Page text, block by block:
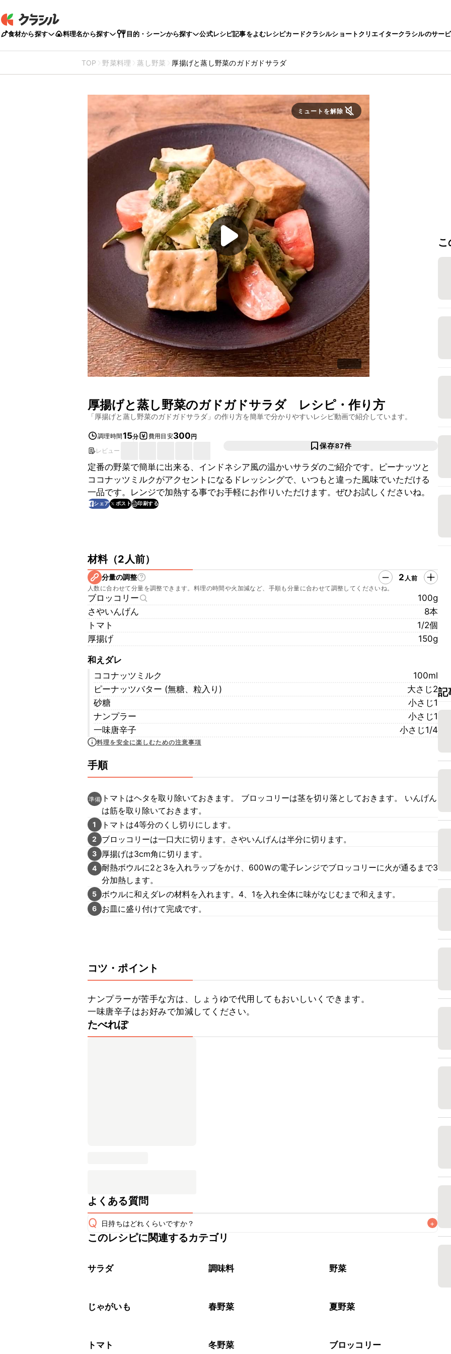
食材から探す 料理名から探す 目的・シーンから探す 公式レシピ記事をよむレシピカードクラシルショートクリエイタークラシルのサー
TOP 野菜料理 蒸し野菜 厚揚げと蒸し野菜のガドガドサラダ
ミュートを解除
厚揚げと蒸し野菜のガドガドサラダレシピ・作り方
「厚揚げと蒸し野菜のガドガドサラダ 」の作り方を簡単で分かりやすいレシピ動画で紹介しています。
調理時間15分 費用目安300円
レビュー
保存87件
定番の野菜で簡単に出来る、インドネシア風の温かいサラダのご紹介です。ピーナッツと
ココナッツミルクがアクセントになるドレッシングで、いつもと違った風味でいただける
一品です。レンジで加熱する事でお手軽にお作りいただけます。ぜひお試しくださいね。
シェア ポスト 印刷する
材料（2人前）
分量の調整 2 人前
人数に合わせて分量を調整できます。料理の時間や火加減など、手順も分量に合わせて調整してくださいね。
ブロッコリー
100g
さやいんげん
8本
トマト
1/2個
厚揚げ
150g
和えダレ
ココナッツミルク
100ml
ピーナッツバター (無糖、粒入り)
大さじ2
砂糖
小さじ1
ナンプラー
小さじ1
一味唐辛子
小さじ1/4
料理を安全に楽しむための注意事項
手順
準備 トマトはヘタを取り除いておきます。 ブロッコリーは茎を切り落としておきます。 いんげん
は筋を取り除いておきます。
1 トマトは4等分のくし切りにします。
2 ブロッコリーは一口大に切ります。さやいんげんは半分に切ります。
3 厚揚げは3cm角に切ります。
4 耐熱ボウルに2と3を入れラップをかけ、600Ｗの電子レンジでブロッコリーに火が通るまで3
分加熱します。
5 ボウルに和えダレの材料を入れます。4、1を入れ全体に味がなじむまで和えます。
6 お皿に盛り付けて完成です。
コツ・ポイント
ナンプラーが苦手な方は、しょうゆで代用してもおいしいくできます。
一味唐辛子はお好みで加減してください。
たべれぽ
よくある質問
Q 日持ちはどれくらいですか？ +
保存期間は冷蔵で当日中が目安です。なるべくお早めにお召し上がりください。
※日持ちは目安です。
このレシピに関連するカテゴリ
サラダ 調味料 野菜
じゃがいも 春野菜 夏野菜
トマト 冬野菜 ブロッコリー
記